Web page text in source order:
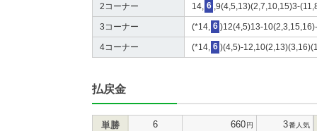
2コーナー 14, 6 ,9(4,5,13)(2,7,10,15)3-
3コーナー (*14, 6 )12(4,5)13-
4コーナー (*14, 6 )(4,5)-
払戻金
単勝 6 660円 3番人気